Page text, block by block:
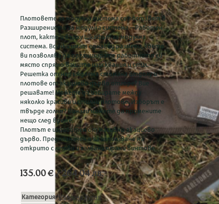
Плотовете за модулна система се поставят в
Разширението за модулна система – Работен
плот, както и върху Шкафът за модулна
система. Всички имат еднакви размери, което
ви позволява да организирате работното си
място спрямо вашите изисквания и стил.
Решетка от неръждаема стомана отдолу и
плотове от акациево дърво отгоре? Вие
решавате! Можете да избирате между
няколко красиви и стилни плотове. Изборът е
твърде голям? Винаги можете да промените
нещо след време.
Плотът е изработен от масивно акациево
дърво. Предназначен е за използване на
открито с летви и галванизирани винтове.
135.00€/ 264.04 лв.
Категория: Външна кухня